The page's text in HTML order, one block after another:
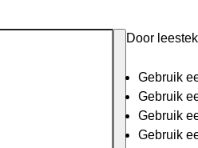
Door
Gebruik
Gebruik
Gebruik
Gebruik